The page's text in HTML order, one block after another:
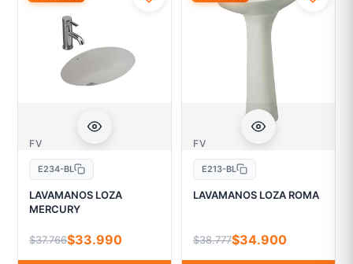
FV
E234-BL
LAVAMANOS LOZA
MERCURY
$37.766$33.990
FV
E213-BL
LAVAMANOS LOZA ROMA
$38.777$34.900